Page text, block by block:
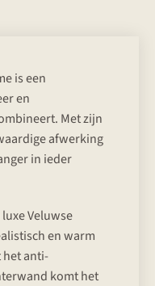
is een
en
Met zijn
afwerking
in ieder
Veluwse
en warm
anti-
komt het